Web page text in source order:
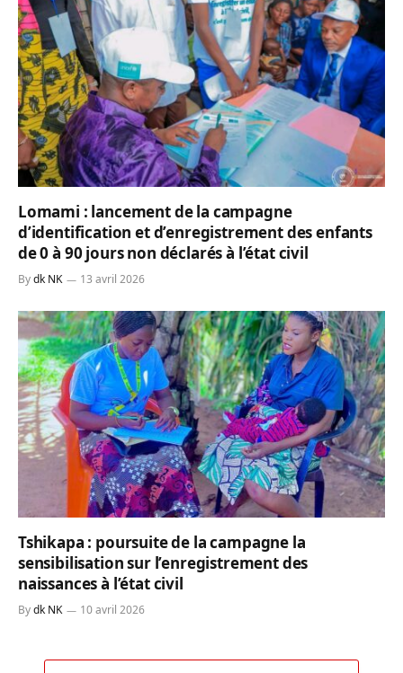
Lomami : lancement de la campagne
d’identification et d’enregistrement des enfants
de 0 à 90 jours non déclarés à l’état civil
Bydk NK 13 avril 2026
Tshikapa : poursuite de la campagne la
sensibilisation sur l’enregistrement des
naissances à l’état civil
Bydk NK 10 avril 2026